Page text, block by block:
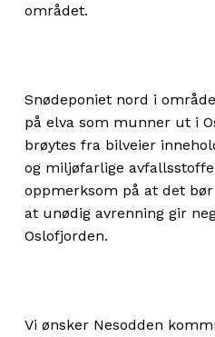
området.
Snødeponiet nord i
på elva som munner ut i
brøytes fra bilveier
og miljøfarlige
oppmerksom på at det
at unødig avrenning gir
Oslofjorden.
Vi ønsker Nesodden